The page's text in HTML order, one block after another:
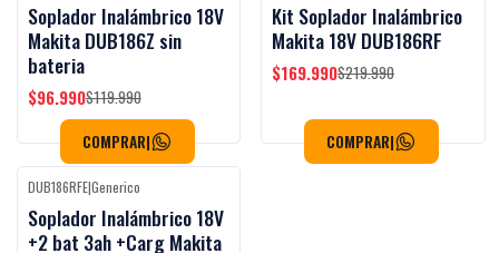
Soplador Inalámbrico 18V
Makita DUB186Z sin
bateria
$96.990$119.990
COMPRAR|
Kit Soplador Inalámbrico
Makita 18V DUB186RF
$169.990$219.990
COMPRAR|
-24%OFF
DUB186RFE|Generico
Soplador Inalámbrico 18V
+2 bat 3ah +Carg Makita